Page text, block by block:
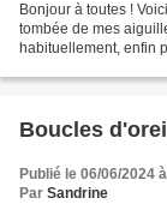
Bonjour à toutes !
tombée de mes
habituellement, enfin
Boucles
Publié le 06/06/2024
Par Sandrine